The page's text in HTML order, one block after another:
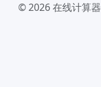
© 2026在线计算器